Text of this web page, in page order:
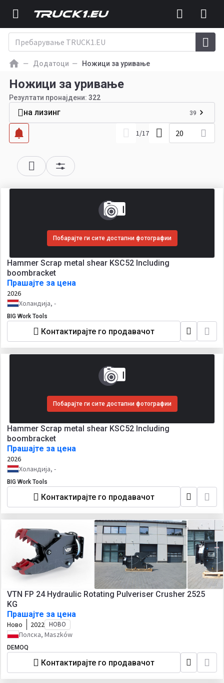
Додатоци Ножици за уривање
Ножици за уривање
Резултати пронајдени: 322
на лизинг 39
1/17 20
Побарајте ги сите достапни фотографии
Hammer Scrap metal shear KSC52 Including
boombracket
Прашајте за цена
2026
Холандија, -
BIG Work Tools
Контактирајте го продавачот
Побарајте ги сите достапни фотографии
Hammer Scrap metal shear KSC52 Including
boombracket
Прашајте за цена
2026
Холандија, -
BIG Work Tools
Контактирајте го продавачот
VTN FP 24 Hydraulic Rotating Pulveriser Crusher 2525
KG
Прашајте за цена
Ново 2022 НОВО
Полска, Maszków
DEMOQ
Контактирајте го продавачот